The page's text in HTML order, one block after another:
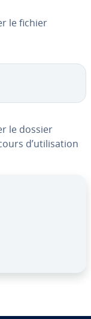
le fichier
le dossier
d’uti­li­sa­tion